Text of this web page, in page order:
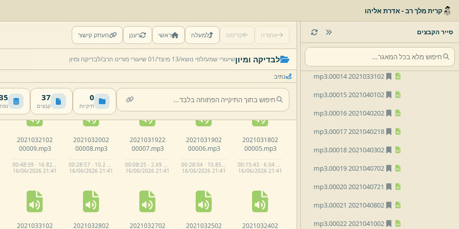
קרית מלך רב - אדרת אליהו
סייר הקבצים
2021032502 00011.
mp3
2021032802 00013.
2021033102 00014.
mp3
2021040102 00015.
mp3
2021040202 00016.
mp3
2021040218 00017.
mp3
2021040302 00018.
mp3
2021040702 00019.
mp3
2021040721 00020.
mp3
2021040802 00021.
mp3
2021041002 00022.
mp3
אחורה קדימה למעלה ראשי רענן העתק קישור
לבדיקה ומיוןשיעורי שמע/לפי נושא/13 מיצד/ 01 שיעורי מורינו הרב/ לבדיקה ומיון
נתיב
0
תיקיות
37
קבצים נפח
00000.mp3
00:21:44 · 11.19 MB
16/06/2026 21:41
00001.mp3
16/06/2026 21:41
00002.mp3
16/06/2026 21:41
00003.mp3
16/06/2026 21:41
16/06/2026 21:41
2021031802
00005.mp3
00:15:43 · 6.04 MB
16/06/2026 21:41
2021031902
00006.mp3
00:28:04 · 10.85 MB
16/06/2026 21:41
2021031922
00007.mp3
00:08:25 · 2.69 MB
16/06/2026 21:41
2021032002
00008.mp3
00:28:57 · 10.2 MB
16/06/2026 21:41
2021032102
00009.mp3
00:48:39 · 16.82 MB
16/06/2026 21:41
2021032402
2021032502
2021032702
2021032802
2021033102